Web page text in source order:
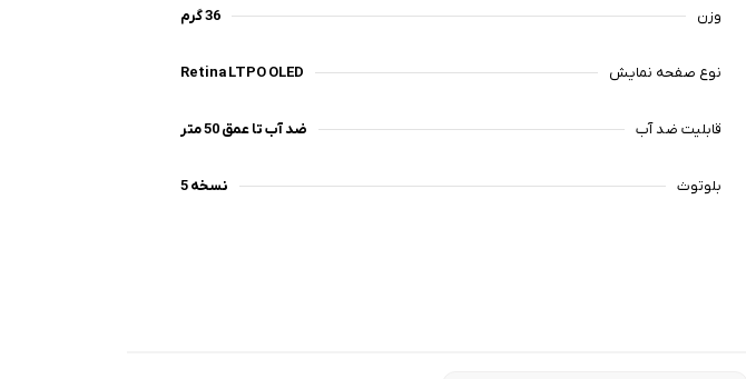
وزن 36 گرم
نوع صفحه نمایش Retina LTPO OLED
قابلیت ضد آب ضد آب تا عمق 50 متر
بلوتوث نسخه 5